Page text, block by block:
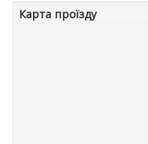
Карта проїзду